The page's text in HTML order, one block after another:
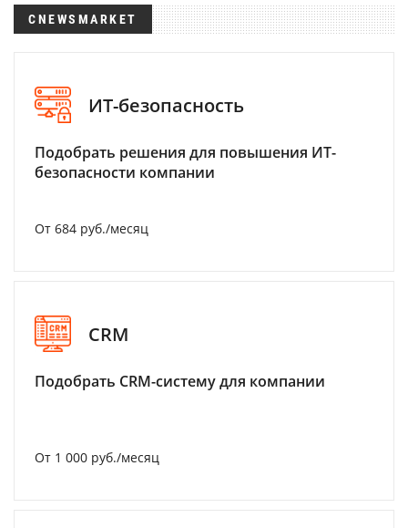
CNEWSMARKET
ИТ-безопасность
Подобрать решения для повышения ИТ-
безопасности компании
От 684 руб./месяц
CRM
Подобрать CRM-систему для компании
От 1 000 руб./месяц